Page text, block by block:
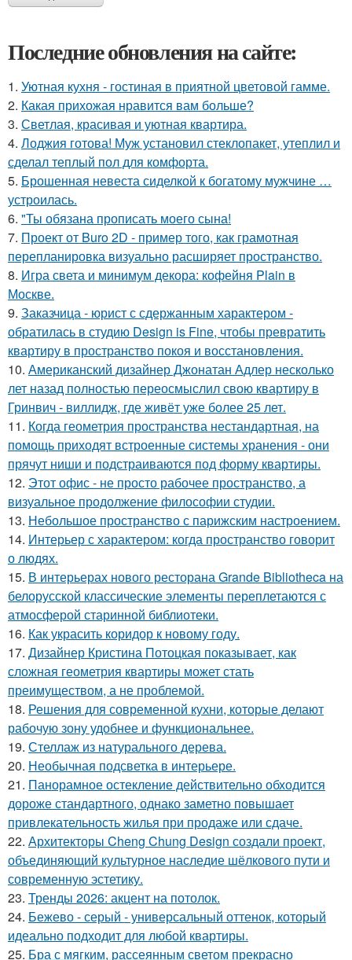
Последние обновления на сайте:
1. Уютная кухня - гостиная в приятной цветовой гамме.
2. Какая прихожая нравится вам больше?
3. Светлая, красивая и уютная квартира.
4. Лоджия готова! Муж установил стеклопакет, утеплил и
сделал теплый пол для комфорта.
5. Брошенная невеста сиделкой к богатому мужчине …
устроилась.
6. "Ты обязана прописать моего сына!
7. Проект от Buro 2D - пример того, как грамотная
перепланировка визуально расширяет пространство.
8. Игра света и минимум декора: кофейня Plain в
Москве.
9. Заказчица - юрист с сдержанным характером -
обратилась в студию Design is Fine, чтобы превратить
квартиру в пространство покоя и восстановления.
10. Американский дизайнер Джонатан Адлер несколько
лет назад полностью переосмыслил свою квартиру в
Гринвич - виллидж, где живёт уже более 25 лет.
11. Когда геометрия пространства нестандартная, на
помощь приходят встроенные системы хранения - они
прячут ниши и подстраиваются под форму квартиры.
12. Этот офис - не просто рабочее пространство, а
визуальное продолжение философии студии.
13. Небольшое пространство с парижским настроением.
14. Интерьер с характером: когда пространство говорит
о людях.
15. В интерьерах нового ресторана Grande Bibliotheca на
белорусской классические элементы переплетаются с
атмосферой старинной библиотеки.
16. Как украсить коридор к новому году.
17. Дизайнер Кристина Потоцкая показывает, как
сложная геометрия квартиры может стать
преимуществом, а не проблемой.
18. Решения для современной кухни, которые делают
рабочую зону удобнее и функциональнее.
19. Стеллаж из натурального дерева.
20. Необычная подсветка в интерьере.
21. Панорамное остекление действительно обходится
дороже стандартного, однако заметно повышает
привлекательность жилья при продаже или сдаче.
22. Архитекторы Cheng Chung Design создали проект,
объединяющий культурное наследие шёлкового пути и
современную эстетику.
23. Тренды 2026: акцент на потолок.
24. Бежево - серый - универсальный оттенок, который
идеально подходит для любой квартиры.
25. Бра с мягким, рассеянным светом прекрасно